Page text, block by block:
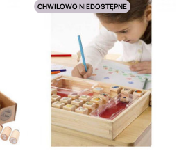
CHWILOWO NIEDOSTĘPNE